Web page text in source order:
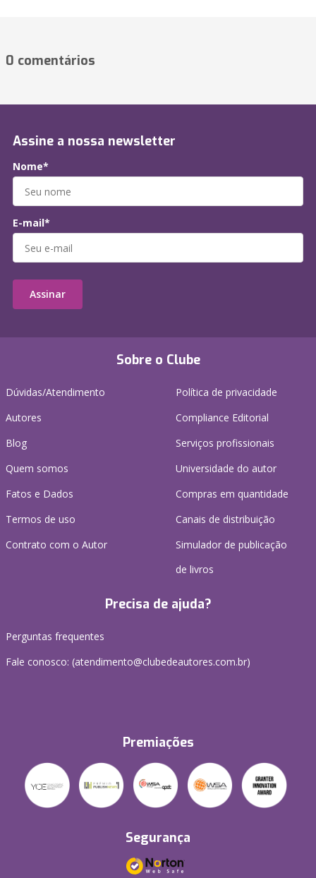
0 comentários
Sobre o Clube
Dúvidas/Atendimento
Autores
Blog
Quem somos
Fatos e Dados
Termos de uso
Contrato com o Autor
Política de privacidade
Compliance Editorial
Serviços profissionais
Universidade do autor
Compras em quantidade
Canais de distribuição
Simulador de publicação
de livros
Precisa de ajuda?
Perguntas frequentes
Fale conosco: (atendimento@clubedeautores.com.br)
Premiações
Segurança
Assine a nossa newsletter
Nome*
E-mail*
Assinar